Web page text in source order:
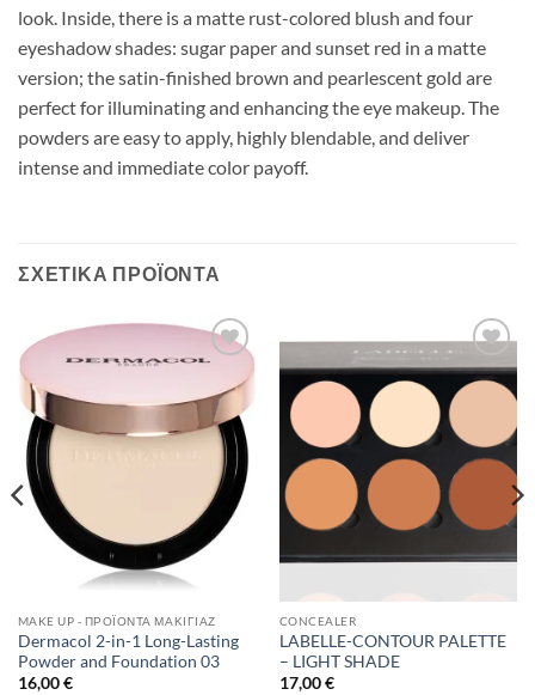
look. Inside, there is a matte rust-colored blush and four
eyeshadow shades: sugar paper and sunset red in a matte
version; the satin-finished brown and pearlescent gold are
perfect for illuminating and enhancing the eye makeup. The
powders are easy to apply, highly blendable, and deliver
intense and immediate color payoff.
ΣΧΕΤΙΚΆ ΠΡΟΪΌΝΤΑ
Wishlist
MAKE UP - ΠΡΟΪΌΝΤΑ ΜΑΚΙΓΙΆΖ
Dermacol 2-in-1 Long-Lasting
Powder and Foundation 03
16,00€
Add to
Wishlist
CONCEALER
LABELLE-CONTOUR PALETTE
– LIGHT SHADE
17,00€